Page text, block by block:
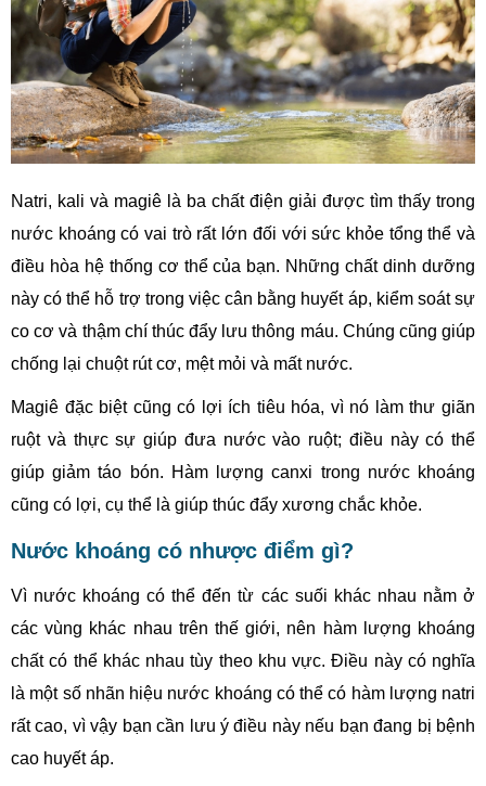
Natri, kali và magiê là ba chất điện giải được tìm thấy trong
nước khoáng có vai trò rất lớn đối với sức khỏe tổng thể và
điều hòa hệ thống cơ thể của bạn. Những chất dinh dưỡng
này có thể hỗ trợ trong việc cân bằng huyết áp, kiểm soát sự
co cơ và thậm chí thúc đẩy lưu thông máu. Chúng cũng giúp
chống lại chuột rút cơ, mệt mỏi và mất nước.
Magiê đặc biệt cũng có lợi ích tiêu hóa, vì nó làm thư giãn
ruột và thực sự giúp đưa nước vào ruột; điều này có thể
giúp giảm táo bón. Hàm lượng canxi trong nước khoáng
cũng có lợi, cụ thể là giúp thúc đẩy xương chắc khỏe.
Nước khoáng có nhược điểm gì?
Vì nước khoáng có thể đến từ các suối khác nhau nằm ở
các vùng khác nhau trên thế giới, nên hàm lượng khoáng
chất có thể khác nhau tùy theo khu vực. Điều này có nghĩa
là một số nhãn hiệu nước khoáng có thể có hàm lượng natri
rất cao, vì vậy bạn cần lưu ý điều này nếu bạn đang bị bệnh
cao huyết áp.